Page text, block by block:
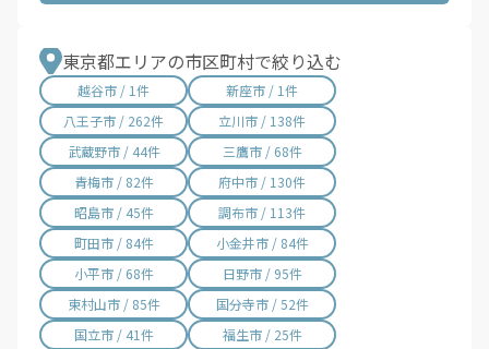
横浜市保土ケ谷区 / 1件
横浜市旭区 / 19件
川崎市幸区 / 1件
東京都エリアの市区町村で絞り込む
越谷市 / 1件
新座市 / 1件
八王子市 / 262件
立川市 / 138件
武蔵野市 / 44件
三鷹市 / 68件
青梅市 / 82件
府中市 / 130件
昭島市 / 45件
調布市 / 113件
町田市 / 84件
小金井市 / 84件
小平市 / 68件
日野市 / 95件
東村山市 / 85件
国分寺市 / 52件
国立市 / 41件
福生市 / 25件